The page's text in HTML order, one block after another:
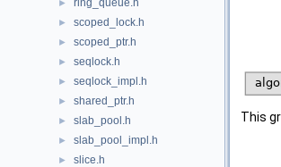
► ring_queue.h
► scoped_lock.h
► scoped_ptr.h
► seqlock.h
► seqlock_impl.h
► shared_ptr.h
► slab_pool.h
► slab_pool_impl.h
► slice.h
This